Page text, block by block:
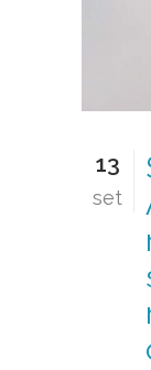
13
set